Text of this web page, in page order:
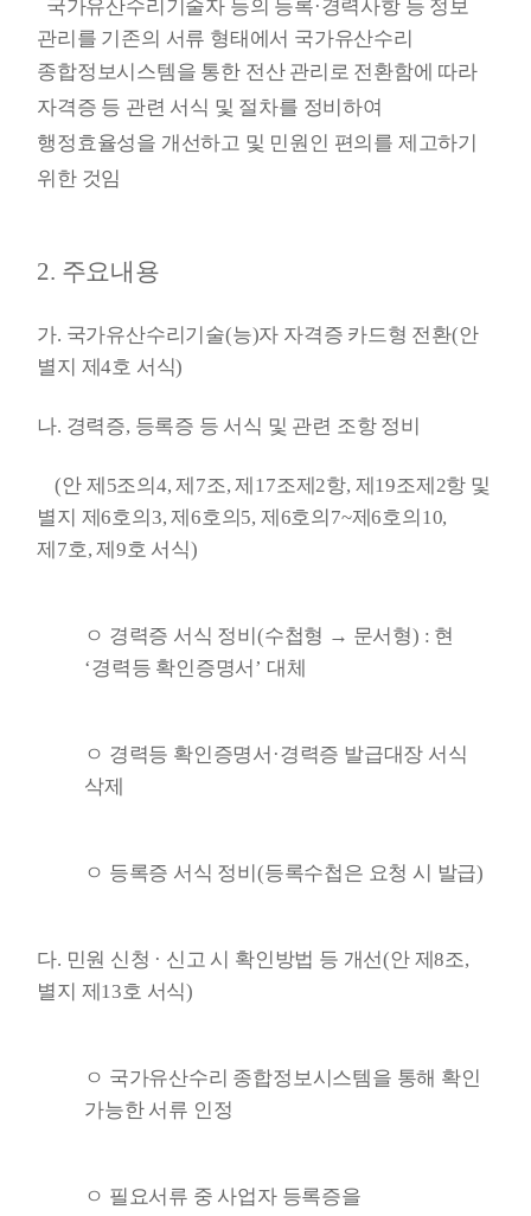
국가유산수리기술자 등의 등록·경력사항 등 정보
관리를 기존의 서류 형태에서 국가유산수리
종합정보시스템을 통한 전산 관리로 전환함에 따라
자격증 등 관련 서식 및 절차를 정비하여
행정효율성을 개선하고 및 민원인 편의를 제고하기
위한 것임
2. 주요내용
가. 국가유산수리기술(능)자 자격증 카드형 전환(안
별지 제4호 서식)
나. 경력증, 등록증 등 서식 및 관련 조항 정비
(안 제5조의4, 제7조, 제17조제2항, 제19조제2항 및
별지 제6호의3, 제6호의5, 제6호의7~제6호의10,
제7호, 제9호 서식)
ㅇ 경력증 서식 정비(수첩형 → 문서형) : 현
‘경력등 확인증명서’ 대체
ㅇ 경력등 확인증명서·경력증 발급대장 서식
삭제
ㅇ 등록증 서식 정비(등록수첩은 요청 시 발급)
다. 민원 신청 · 신고 시 확인방법 등 개선(안 제8조,
별지 제13호 서식)
ㅇ 국가유산수리 종합정보시스템을 통해 확인
가능한 서류 인정
ㅇ 필요서류 중 사업자 등록증을